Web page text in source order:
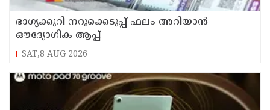
ഭാഗ്യക്കുറി നറുക്കെടുപ്പ് ഫലം അറിയാൻ
ഔദ്യോഗിക ആപ്പ്
SAT,8 AUG 2026